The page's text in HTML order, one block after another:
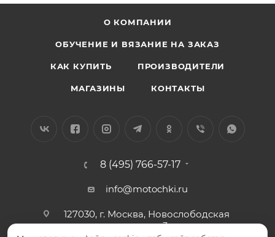
О КОМПАНИИ
ОБУЧЕНИЕ И ВЯЗАНИЕ НА ЗАКАЗ
КАК КУПИТЬ ПРОИЗВОДИТЕЛИ
МАГАЗИНЫ КОНТАКТЫ
8 (495) 766-57-17
info@motochki.ru
127030, г. Москва, Новослободская
ул. дом 3